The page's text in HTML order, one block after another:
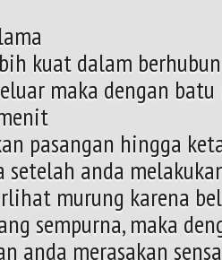
kuat dalam
maka dengan
pasangan hingga
anda
murung karena
sempurna, maka
anda merasakan